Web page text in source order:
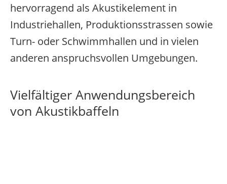
hervorragend als Akustikelement in
Industriehallen, Produktionsstrassen sowie
Turn- oder Schwimmhallen und in vielen
anderen anspruchsvollen Umgebungen.
Vielfältiger Anwendungsbereich
von Akustikbaffeln